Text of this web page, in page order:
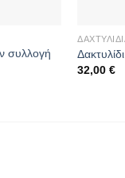
συλλογή
32,00€